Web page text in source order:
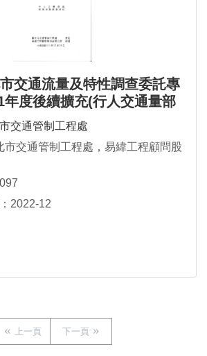
交通流量及特性調查委託專
年度後續擴充(行人交通量部
交通管制工程處
市交通管制工程處，易緯工程顧問股
2022-12
上一頁 下一頁